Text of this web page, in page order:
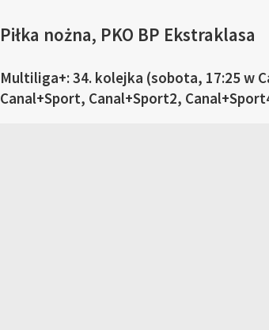
Piłka nożna, PKO BP Ekstraklasa
Multiliga+: 34. kolejka (sobota, 17:25 w
Canal+Sport, Canal+Sport2,